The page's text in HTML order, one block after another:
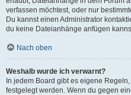
verfassen möchtest, oder nur
Du kannst einen Administrator
du keine Dateianhänge anfügen
Nach oben
Weshalb wurde ich verwarnt?
In jedem Board gibt es eigene
festgelegt werden. Wenn du gegen